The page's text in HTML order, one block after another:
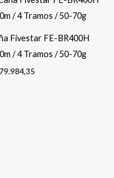
Fivestar FE-BR400H
/ 4 Tramos / 50-70g